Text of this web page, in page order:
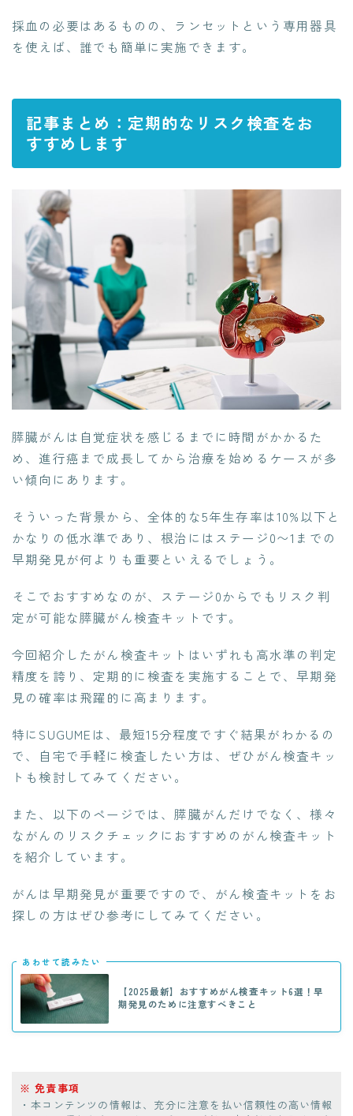
採血の必要はあるものの、ランセットという専用器具
を使えば、誰でも簡単に実施できます。
記事まとめ：定期的なリスク検査をお
すすめします
膵臓がんは自覚症状を感じるまでに時間がかかるた
め、進行癌まで成長してから治療を始めるケースが多
い傾向にあります。
そういった背景から、全体的な5年生存率は10%以下と
かなりの低水準であり、根治にはステージ0〜1までの
早期発見が何よりも重要といえるでしょう。
そこでおすすめなのが、ステージ0からでもリスク判
定が可能な膵臓がん検査キットです。
今回紹介したがん検査キットはいずれも高水準の判定
精度を誇り、定期的に検査を実施することで、早期発
見の確率は飛躍的に高まります。
特にSUGUMEは、最短15分程度ですぐ結果がわかるの
で、自宅で手軽に検査したい方は、ぜひがん検査キッ
トも検討してみてください。
また、以下のページでは、膵臓がんだけでなく、様々
ながんのリスクチェックにおすすめのがん検査キット
を紹介しています。
がんは早期発見が重要ですので、がん検査キットをお
探しの方はぜひ参考にしてみてください。
あわせて読みたい
【2025最新】おすすめがん検査キット6選！早
期発見のために注意すべきこと
免責事項
・本コンテンツの情報は、充分に注意を払い信頼性の高い情報